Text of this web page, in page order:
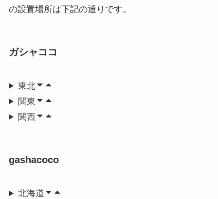
の設置場所は下記の通りです。
ガシャココ
東北
関東
関西
gashacoco
北海道